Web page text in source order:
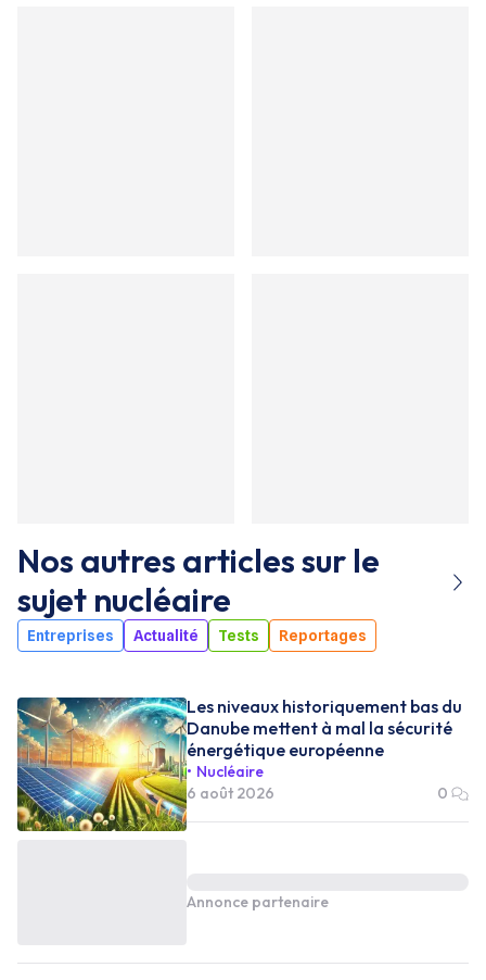
Nos autres articles sur le
sujet nucléaire
Entreprises Actualité Tests Reportages
Les niveaux historiquement bas du
Danube mettent à mal la sécurité
énergétique européenne
Nucléaire
6 août 2026
0
Annonce partenaire